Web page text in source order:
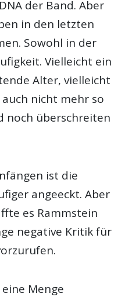
der Band. Aber
in den letzten
Sowohl in der
Vielleicht ein
Alter, vielleicht
nicht mehr so
noch überschreiten
ist die
angeeckt. Aber
es Rammstein
negative Kritik für
Menge